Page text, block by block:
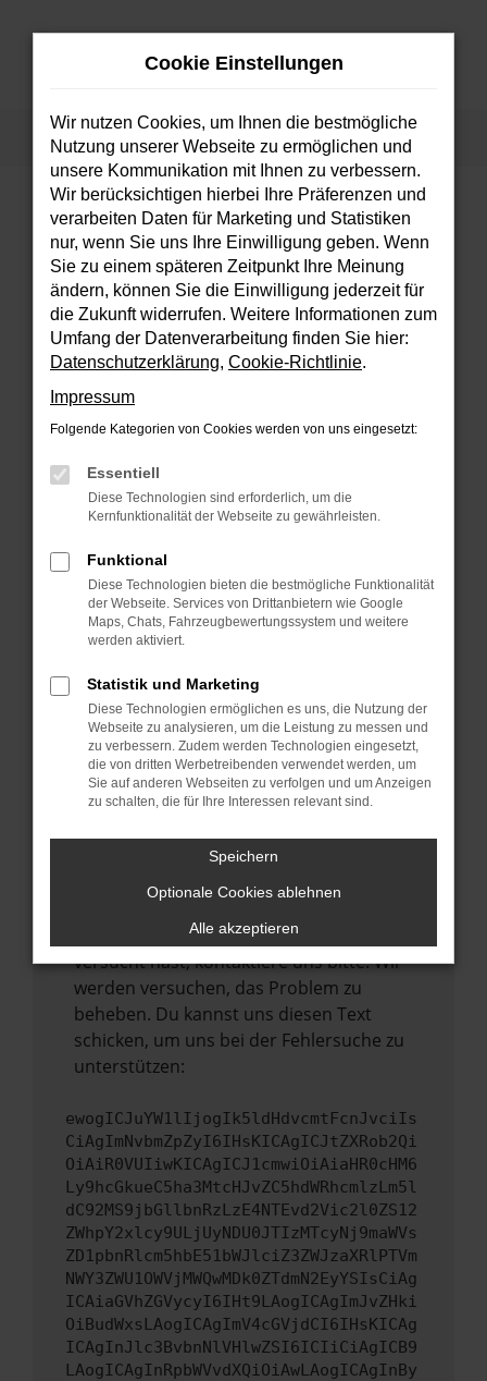
Zum
Startseite Fahrzeugsuche
FEHLER: NETWORK ERROR
Beim Laden ist ein Fehler aufgetreten.
Hier sind ein paar Tipps, die dir helfen können:
Überprüfe deine Firewall und deine
Internetverbindung.
Laden andere Webseiten, zum Beispiel
deine Suchmaschine?
Prüfe deine Browsererweiterungen.
Manche Erweiterungen, wie Werbeblocker,
können das Laden bestimmter Seiten
anderen Browser oder in einem privaten
Fenster?
Starte dein Gerät neu.
vorübergehende Probleme zu beheben.
Stelle sicher, dass dein Browser und dein
Betriebssystem auf dem neuesten Stand
sind.
Veraltete Software birgt nicht nur ein
führen, dass bestimmte Funktionen nicht
Wende dich an den Webseitenbetreiber.
Wenn du alle oben genannten Schritte
versucht hast, kontaktiere uns bitte. Wir
werden versuchen, das Problem zu
beheben. Du kannst uns diesen Text
schicken, um uns bei der Fehlersuche zu
unterstützen:
ewogICJuYW1lIjogIk5ldHdvcmtFcnJvciIs
CiAgImNvbmZpZyI6IHsKICAgICJtZXRob2Qi
OiAiR0VUIiwKICAgICJ1cmwiOiAiaHR0cHM6
Ly9hcGkueC5ha3MtcHJvZC5hdWRhcmlzLm5l
dC92MS9jbGllbnRzLzE4NTEvd2Vic2l0ZS12
ZWhpY2xlcy9ULjUyNDU0JTIzMTcyNj9maWVs
ZD1pbnRlcm5hbE51bWJlciZ3ZWJzaXRlPTVm
NWY3ZWU1OWVjMWQwMDk0ZTdmN2EyYSIsCiAg
ICAiaGVhZGVycyI6IHt9LAogICAgImJvZHki
OiBudWxsLAogICAgImV4cGVjdCI6IHsKICAg
ICAgInJlc3BvbnNlVHlwZSI6ICIiCiAgICB9
LAogICAgInRpbWVvdXQiOiAwLAogICAgInBy
Cookie Einstellungen
Wir nutzen Cookies, um Ihnen die bestmögliche
Nutzung unserer Webseite zu ermöglichen und
unsere Kommunikation mit Ihnen zu verbessern.
Wir berücksichtigen hierbei Ihre Präferenzen und
verarbeiten Daten für Marketing und Statistiken
nur, wenn Sie uns Ihre Einwilligung geben. Wenn
Sie zu einem späteren Zeitpunkt Ihre Meinung
ändern, können Sie die Einwilligung jederzeit für
die Zukunft widerrufen. Weitere Informationen zum
Umfang der Datenverarbeitung finden Sie hier:
Datenschutzerklärung, Cookie-Richtlinie.
Impressum
Folgende Kategorien von Cookies werden von uns eingesetzt:
Essentiell
Diese Technologien sind erforderlich, um die
Kernfunktionalität der Webseite zu gewährleisten.
Funktional
Diese Technologien bieten die bestmögliche Funktionalität
der Webseite. Services von Drittanbietern wie Google
Maps, Chats, Fahrzeugbewertungssystem und weitere
werden aktiviert.
Statistik und Marketing
Diese Technologien ermöglichen es uns, die Nutzung der
Webseite zu analysieren, um die Leistung zu messen und
zu verbessern. Zudem werden Technologien eingesetzt,
die von dritten Werbetreibenden verwendet werden, um
Sie auf anderen Webseiten zu verfolgen und um Anzeigen
zu schalten, die für Ihre Interessen relevant sind.
Speichern
Optionale Cookies ablehnen
Alle akzeptieren